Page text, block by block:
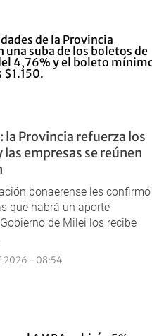
la Provincia refuerza los
las empresas se reúnen
bonaerense les confirmó
que habrá un aporte
de Milei los recibe
2026 - 08:54